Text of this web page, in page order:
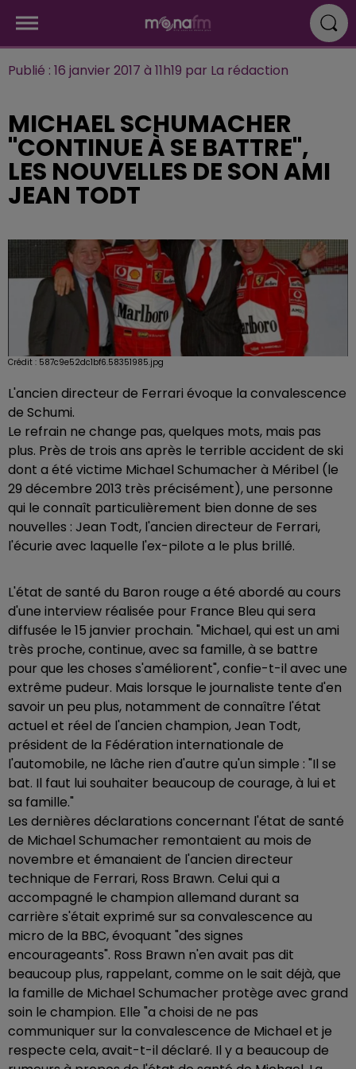
Publié : 16 janvier 2017 à 11h19 par La rédaction
MICHAEL SCHUMACHER
"CONTINUE À SE BATTRE",
LES NOUVELLES DE SON AMI
JEAN TODT
Crédit : 587c9e52dc1bf6.58351985.jpg
L'ancien directeur de Ferrari évoque la convalescence
de Schumi.
Le refrain ne change pas, quelques mots, mais pas
plus. Près de trois ans après le terrible accident de ski
dont a été victime Michael Schumacher à Méribel (le
29 décembre 2013 très précisément), une personne
qui le connaît particulièrement bien donne de ses
nouvelles : Jean Todt, l'ancien directeur de Ferrari,
l'écurie avec laquelle l'ex-pilote a le plus brillé.
L'état de santé du Baron rouge a été abordé au cours
d'une interview réalisée pour France Bleu qui sera
diffusée le 15 janvier prochain. "Michael, qui est un ami
très proche, continue, avec sa famille, à se battre
pour que les choses s'améliorent", confie-t-il avec une
extrême pudeur. Mais lorsque le journaliste tente d'en
savoir un peu plus, notamment de connaître l'état
actuel et réel de l'ancien champion, Jean Todt,
président de la Fédération internationale de
l'automobile, ne lâche rien d'autre qu'un simple : "Il se
bat. Il faut lui souhaiter beaucoup de courage, à lui et
sa famille."
Les dernières déclarations concernant l'état de santé
de Michael Schumacher remontaient au mois de
novembre et émanaient de l'ancien directeur
technique de Ferrari, Ross Brawn. Celui qui a
accompagné le champion allemand durant sa
carrière s'était exprimé sur sa convalescence au
micro de la BBC, évoquant "des signes
encourageants". Ross Brawn n'en avait pas dit
beaucoup plus, rappelant, comme on le sait déjà, que
la famille de Michael Schumacher protège avec grand
soin le champion. Elle "a choisi de ne pas
communiquer sur la convalescence de Michael et je
respecte cela, avait-t-il déclaré. Il y a beaucoup de